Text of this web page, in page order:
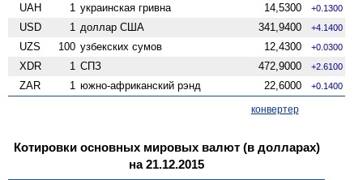
UAH 1 украинская гривна 14,5300 +0.1300
USD 1 доллар США 341,9400 +4.1400
UZS 100 узбекских сумов 12,4300 +0.0300
XDR 1 СПЗ 472,9000 +2.6100
ZAR 1 южно-африканский рэнд 22,6000 +0.1400
конвертер
Котировки основных мировых валют (в долларах)
на 21.12.2015